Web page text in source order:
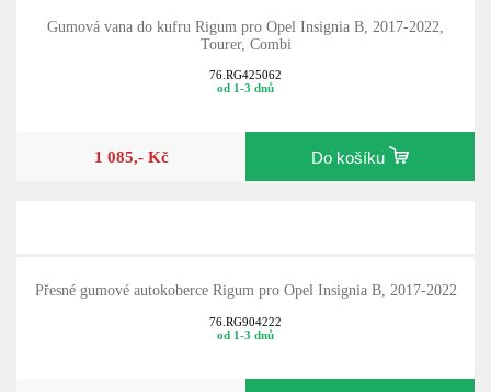
Gumová vana do kufru Rigum pro Opel Insignia B, 2017-2022,
Tourer, Combi
76.RG425062
od 1-3 dnů
1 085,- Kč Do košíku
Přesné gumové autokoberce Rigum pro Opel Insignia B, 2017-2022
76.RG904222
od 1-3 dnů